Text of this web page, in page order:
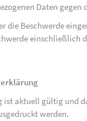
Daten gegen
die Beschwerde
ist aktuell gültig und
werden.